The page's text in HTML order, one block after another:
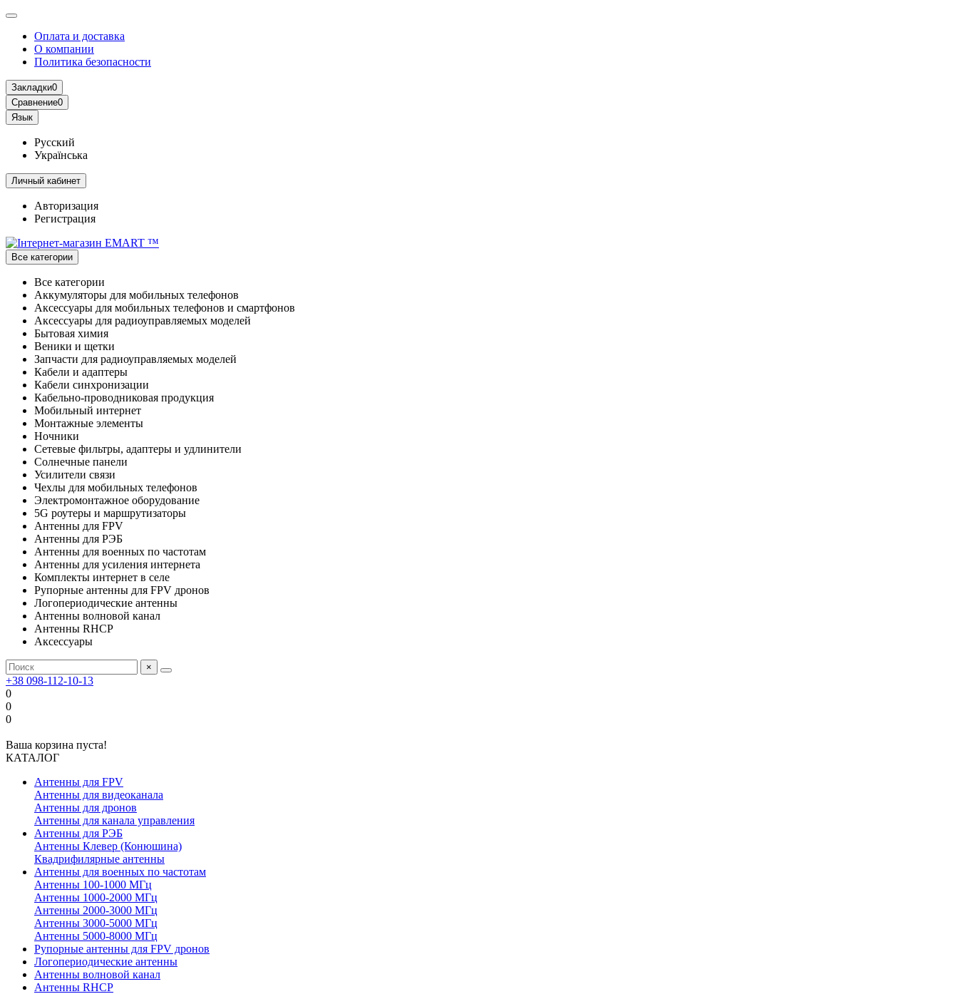
Оплата и доставка
О компании
Политика безопасности
Закладки0
Сравнение0
Язык
Русский
Українська
Личный кабинет
Авторизация
Регистрация
Все категории
Все категории
Аккумуляторы для мобильных телефонов
Аксессуары для мобильных телефонов и смартфонов
Аксессуары для радиоуправляемых моделей
Бытовая химия
Веники и щетки
Запчасти для радиоуправляемых моделей
Кабели и адаптеры
Кабели синхронизации
Кабельно-проводниковая продукция
Мобильный интернет
Монтажные элементы
Ночники
Сетевые фильтры, адаптеры и удлинители
Солнечные панели
Усилители связи
Чехлы для мобильных телефонов
Электромонтажное оборудование
5G роутеры и маршрутизаторы
Антенны для FPV
Антенны для РЭБ
Антенны для военных по частотам
Антенны для усиления интернета
Комплекты интернет в селе
Рупорные антенны для FPV дронов
Логопериодические антенны
Антенны волновой канал
Антенны RHCP
Аксессуары
×
+38 098-112-10-13
0
0
0
Ваша корзина пуста!
КАТАЛОГ
Антенны для FPV
Антенны для видеоканала
Антенны для дронов
Антенны для канала управления
Антенны для РЭБ
Антенны Клевер (Конюшина)
Квадрифилярные антенны
Антенны для военных по частотам
Антенны 100-1000 МГц
Антенны 1000-2000 МГц
Антенны 2000-3000 МГц
Антенны 3000-5000 МГц
Антенны 5000-8000 МГц
Рупорные антенны для FPV дронов
Логопериодические антенны
Антенны волновой канал
Антенны RHCP